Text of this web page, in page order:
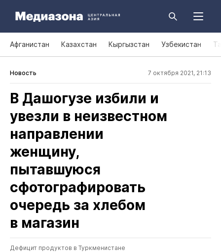
Афганистан Казахстан Кыргызстан Узбекистан
Новость 7 октября 2021, 21:13
В Дашогузе избили и
увезли в неизвестном
направлении
женщину,
пытавшуюся
сфотографировать
очередь за хлебом
в магазин
Дефицит продуктов в Туркменистане